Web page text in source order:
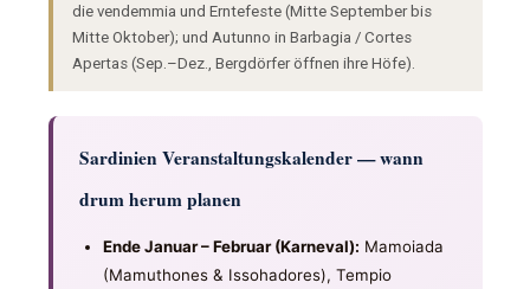
die vendemmia und Erntefeste (Mitte September bis
Mitte Oktober); und Autunno in Barbagia / Cortes
Apertas (Sep.–Dez., Bergdörfer öffnen ihre Höfe).
Sardinien Veranstaltungskalender — wann
drum herum planen
Ende Januar – Februar (Karneval): Mamoiada
(Mamuthones & Issohadores), Tempio